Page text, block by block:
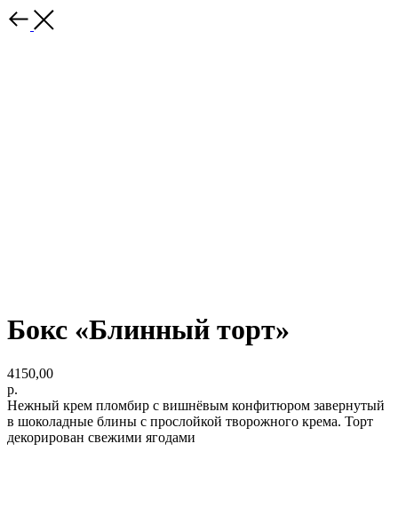
Бокс «Блинный торт»
4150,00
р.
Нежный крем пломбир с вишнёвым конфитюром завернутый
в шоколадные блины с прослойкой творожного крема. Торт
декорирован свежими ягодами